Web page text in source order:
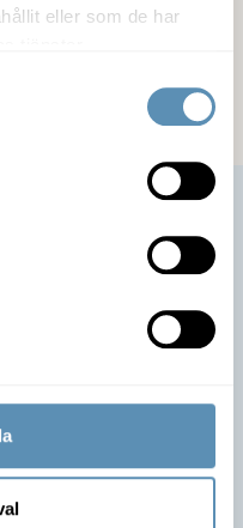
eller som de har
av lokalen?
mer om möjligheterna